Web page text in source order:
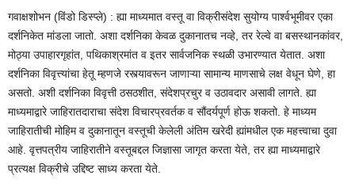
गवाक्षशोभन (विंडो डिस्प्ले) : ह्या माध्यमात वस्तू वा विक्रीसंदेश सुयोग्य पार्श्वभूमीवर एका
दर्शनिकेत मांडला जातो. अशा दर्शनिका केवळ दुकानातच नव्हे, तर रेल्वे वा बसस्थानकांवर,
मोठ्या उपाहारगृहांत, पथिकाश्रमांत व इतर सार्वजनिक स्थळी उभारण्यात येतात. अशा
दर्शनिका विवृत्त्यांचा हेतू म्हणजे रस्त्यावरून जाणाऱ्या सामान्य माणसाचे लक्ष वेधून घेणे, हा
असतो. अशी दर्शनिका विवृत्ती ठसठशीत, संदेशप्रचुर व उठावदार असावी लागते. ह्या
माध्यमाद्वारे जाहिरातदाराचा संदेश विचारप्रवर्तक व सौंदर्यपूर्ण होऊ शकतो. हे माध्यम
जाहिरातीची मोहिम व दुकानातून वस्तूची केलेली अंतिम खरेदी ह्यांमधील एक महत्त्वाचा दुवा
आहे. वृत्तपत्रीय जाहिरातीने वस्तूबद्दल जिज्ञासा जागृत करता येते, तर ह्या माध्यमाद्वारे
प्रत्यक्ष विक्रीचे उद्दिष्ट साध्य करता येते.